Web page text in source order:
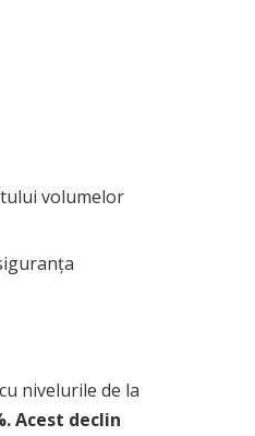
volumelor
nivelurile de la
Acest declin